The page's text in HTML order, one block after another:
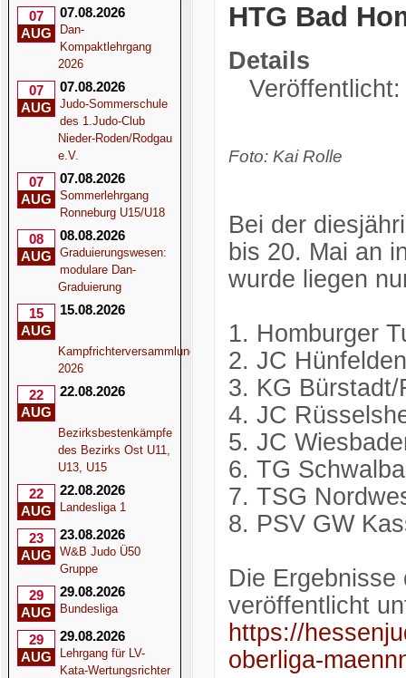
07
AUG
07.08.2026
Dan-
Kompaktlehrgang
2026
07
AUG
07.08.2026
Judo-Sommerschule
des 1.Judo-Club
Nieder-Roden/Rodgau
e.V.
07
AUG
07.08.2026
Sommerlehrgang
Ronneburg U15/U18
08
AUG
08.08.2026
Graduierungswesen:
modulare Dan-
Graduierung
15
AUG
15.08.2026
Kampfrichterversammlung
2026
22
AUG
22.08.2026
Bezirksbestenkämpfe
des Bezirks Ost U11,
U13, U15
22
AUG
22.08.2026
Landesliga 1
23
AUG
23.08.2026
W&B Judo Ü50
Gruppe
29
AUG
29.08.2026
Bundesliga
29
AUG
29.08.2026
Lehrgang für LV-
Kata-Wertungsrichter
HTG Bad
Details
Foto: Kai Rolle
Bei der
bis 20. Mai an
wurde liegen
1. Homburger
2. JC Hünfelden
3. KG Bürstadt/
4. JC
5. JC
6. TG
7. TSG
8. PSV GW
Die Ergebnisse
veröffentlicht
https://
oberliga-